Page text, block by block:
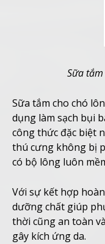
Sữa tắm
Sữa tắm cho chó
dụng làm sạch bụi
công thức đặc biệt
thú cưng không bị
có bộ lông luôn
Với sự kết hợp
dưỡng chất giúp
thời cũng an toàn
gây kích ứng da.